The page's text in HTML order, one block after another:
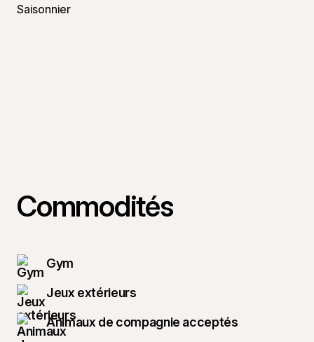
Saisonnier
Commodités
Gym
Jeux extérieurs
Animaux de compagnie acceptés